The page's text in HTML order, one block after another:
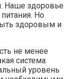
Наше здоровье
Но
здоровым и
не менее
система
уровень